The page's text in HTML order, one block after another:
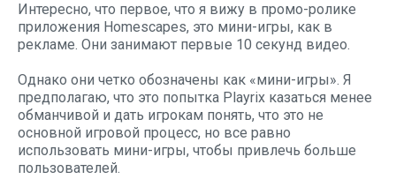
Интересно, что первое, что я вижу в промо-ролике
приложения Homescapes, это мини-игры, как в
рекламе. Они занимают первые 10 секунд видео.
Однако они четко обозначены как «мини-игры». Я
предполагаю, что это попытка Playrix казаться менее
обманчивой и дать игрокам понять, что это не
основной игровой процесс, но все равно
использовать мини-игры, чтобы привлечь больше
пользователей.